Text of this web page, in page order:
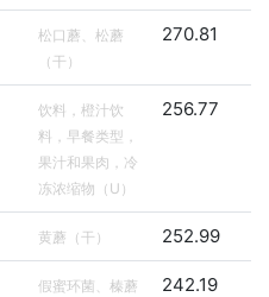
松口蘑、松蘑
（干）
270.81
饮料，橙汁饮
料，早餐类型，
果汁和果肉，冷
冻浓缩物（U）
256.77
黄蘑（干） 252.99
假蜜环菌、榛蘑
242.19